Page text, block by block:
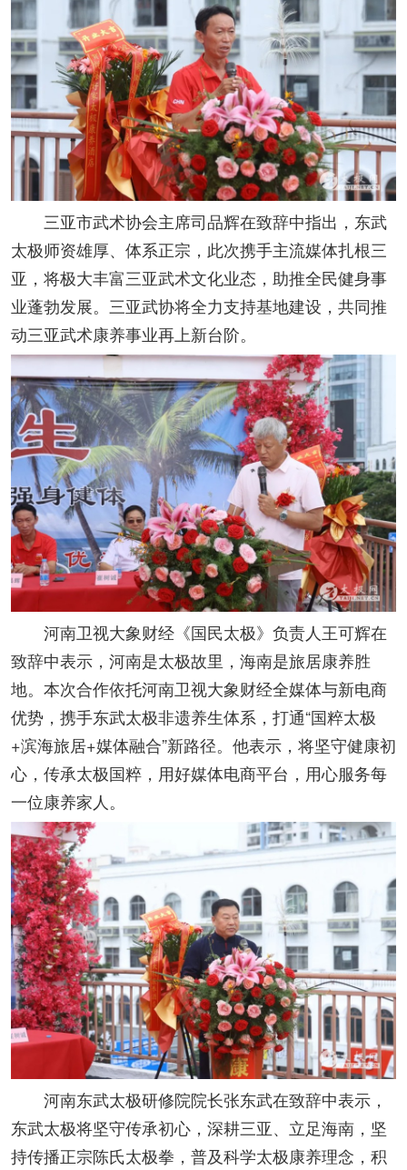
三亚市武术协会主席司品辉在致辞中指出，东武
太极师资雄厚、体系正宗，此次携手主流媒体扎根三
亚，将极大丰富三亚武术文化业态，助推全民健身事
业蓬勃发展。三亚武协将全力支持基地建设，共同推
动三亚武术康养事业再上新台阶。
河南卫视大象财经《国民太极》负责人王可辉在
致辞中表示，河南是太极故里，海南是旅居康养胜
地。本次合作依托河南卫视大象财经全媒体与新电商
优势，携手东武太极非遗养生体系，打通“国粹太极
+滨海旅居+媒体融合”新路径。他表示，将坚守健康初
心，传承太极国粹，用好媒体电商平台，用心服务每
一位康养家人。
河南东武太极研修院院长张东武在致辞中表示，
东武太极将坚守传承初心，深耕三亚、立足海南，坚
持传播正宗陈氏太极拳，普及科学太极康养理念，积